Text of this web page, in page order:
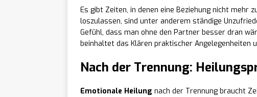
Es gibt Zeiten, in denen eine Beziehung nicht mehr
loszulassen, sind unter anderem ständige
Gefühl, dass man ohne den Partner besser dran
beinhaltet das Klären praktischer Angelegenheiten
Nach der Trennung:
Emotionale Heilung nach der Trennung braucht